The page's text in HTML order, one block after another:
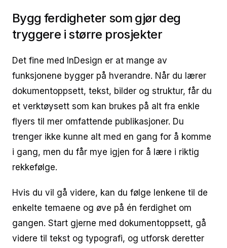
Bygg ferdigheter som gjør deg
tryggere i større prosjekter
Det fine med InDesign er at mange av
funksjonene bygger på hverandre. Når du lærer
dokumentoppsett, tekst, bilder og struktur, får du
et verktøysett som kan brukes på alt fra enkle
flyers til mer omfattende publikasjoner. Du
trenger ikke kunne alt med en gang for å komme
i gang, men du får mye igjen for å lære i riktig
rekkefølge.
Hvis du vil gå videre, kan du følge lenkene til de
enkelte temaene og øve på én ferdighet om
gangen. Start gjerne med dokumentoppsett, gå
videre til tekst og typografi, og utforsk deretter